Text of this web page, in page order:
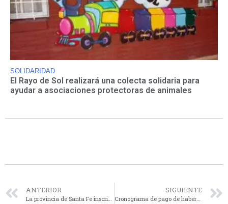
SOLIDARIDAD
El Rayo de Sol realizará una colecta solidaria para
ayudar a asociaciones protectoras de animales
ANTERIOR
La provincia de Santa Fe inscribe a 1200 aspirantes a policías
SIGUIENTE
Cronograma de pago de haberes a estatales provinciales